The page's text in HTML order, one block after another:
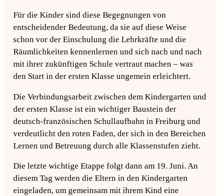
Für die Kinder sind diese Begegnungen von
entscheidender Bedeutung, da sie auf diese Weise
schon vor der Einschulung die Lehrkräfte und die
Räumlichkeiten kennenlernen und sich nach und nach
mit ihrer zukünftigen Schule vertraut machen – was
den Start in der ersten Klasse ungemein erleichtert.
Die Verbindungsarbeit zwischen dem Kindergarten und
der ersten Klasse ist ein wichtiger Baustein der
deutsch-französischen Schullaufbahn in Freiburg und
verdeutlicht den roten Faden, der sich in den Bereichen
Lernen und Betreuung durch alle Klassenstufen zieht.
Die letzte wichtige Etappe folgt dann am 19. Juni. An
diesem Tag werden die Eltern in den Kindergarten
eingeladen, um gemeinsam mit ihrem Kind eine